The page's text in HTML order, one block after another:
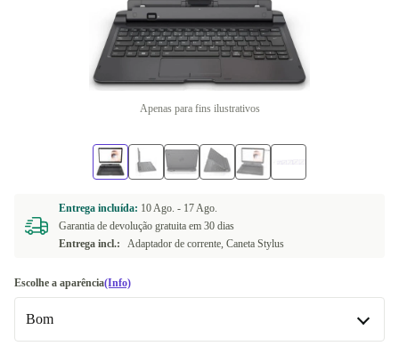
Apenas para fins ilustrativos
Entrega incluída: 10 Ago. - 17 Ago.
Garantia de devolução gratuita em 30 dias
Entrega incl.:
Adaptador de corrente, Caneta Stylus
Escolhe a aparência(Info)
Bom